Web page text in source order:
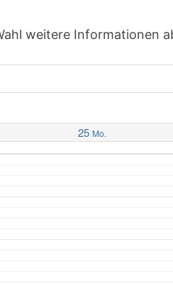
weitere Informationen
25 Mo.